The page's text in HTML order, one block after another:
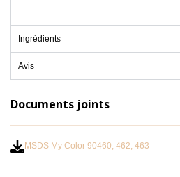
Ingrédients
Avis
Documents joints
MSDS My Color 90460, 462, 463